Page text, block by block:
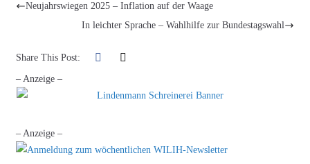
Neujahrswiegen 2025 – Inflation auf der Waage
In leichter Sprache – Wahlhilfe zur Bundestagswahl
Share This Post:
– Anzeige –
– Anzeige –